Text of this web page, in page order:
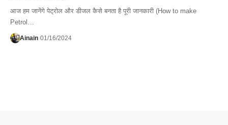
आज हम जानेंगे पेट्रोल और डीजल कैसे बनता है पूरी जानकारी (How to make
Petrol…
Ainain 01/16/2024